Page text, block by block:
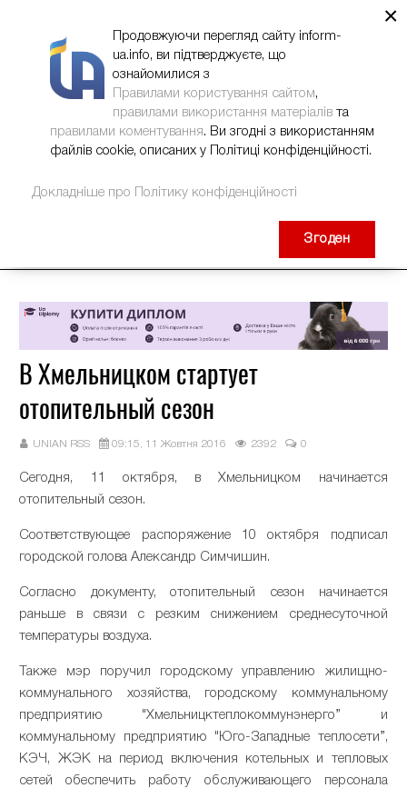
В Хмельницком стартует
отопительный сезон
UNIAN RSS 09:15, 11 Жовтня 2016 2392 0
Сегодня, 11 октября, в Хмельницком начинается
отопительный сезон.
Соответствующее распоряжение 10 октября подписал
городской голова Александр Симчишин.
Согласно документу, отопительный сезон начинается
раньше в связи с резким снижением среднесуточной
температуры воздуха.
Также мэр поручил городскому управлению жилищно-
коммунального хозяйства, городскому коммунальному
предприятию "Хмельницктеплокоммунэнерго” и
коммунальному предприятию "Юго-Западные теплосети”,
КЭЧ, ЖЭК на период включения котельных и тепловых
сетей обеспечить работу обслуживающего персонала
×
Продовжуючи перегляд сайту inform-
ua.info, ви підтверджуєте, що
ознайомилися з
Правилами користування сайтом,
правилами використання матеріалів та
правилами коментування. Ви згодні з використанням
файлів cookie, описаних у Політиці конфіденційності.
Докладніше про Політику конфіденційності
Згоден